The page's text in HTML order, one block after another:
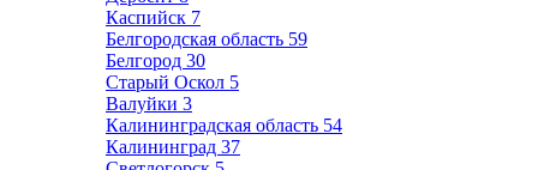
Каспийск 7
Белгородская область 59
Белгород 30
Старый Оскол 5
Валуйки 3
Калининградская область 54
Калининград 37